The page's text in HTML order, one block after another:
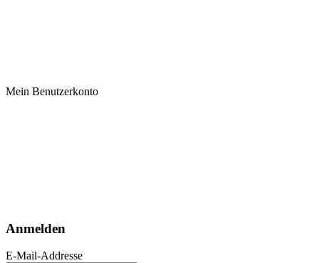
Mein Benutzerkonto
Anmelden
E-Mail-Addresse